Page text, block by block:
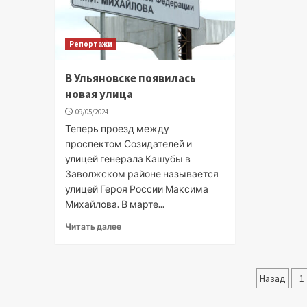
Репортажи
В Ульяновске появилась
новая улица
09/05/2024
Теперь проезд между
проспектом Созидателей и
улицей генерала Кашубы в
Заволжском районе называется
улицей Героя России Максима
Михайлова. В марте...
Читать далее
Назад 1